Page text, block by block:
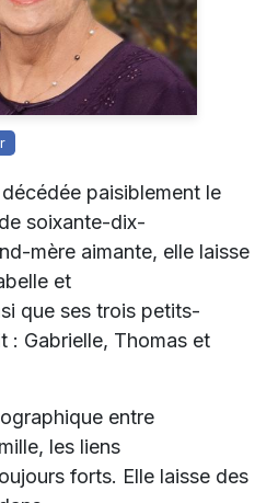
paisiblement le
soixante-dix-
mère aimante, elle laisse
et
que ses trois petits-
: Gabrielle, Thomas et
entre
les liens
forts. Elle laisse des